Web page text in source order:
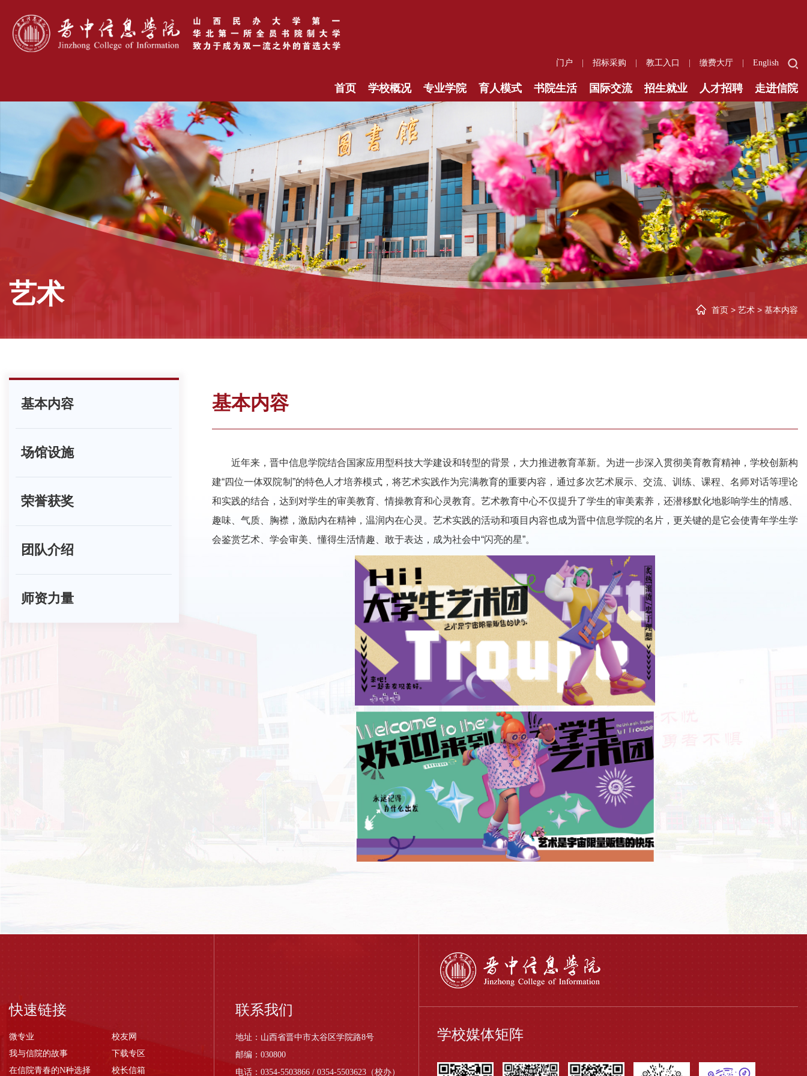
门户 | 招标采购 | 教工入口 | 缴费大厅 | English
首页 学校概况 专业学院 育人模式 书院生活 国际交流 招生就业 人才招聘 走进信院
艺术
首页 > 艺术 > 基本内容
基本内容
场馆设施
荣誉获奖
团队介绍
师资力量
基本内容
近年来，晋中信息学院结合国家应用型科技大学建设和转型的背景，大力推进教育革新。为进一步深入贯彻美育教育精神，学校创新构
建“四位一体双院制”的特色人才培养模式，将艺术实践作为完满教育的重要内容，通过多次艺术展示、交流、训练、课程、名师对话等理论
和实践的结合，达到对学生的审美教育、情操教育和心灵教育。艺术教育中心不仅提升了学生的审美素养，还潜移默化地影响学生的情感、
趣味、气质、胸襟，激励内在精神，温润内在心灵。艺术实践的活动和项目内容也成为晋中信息学院的名片，更关键的是它会使青年学生学
会鉴赏艺术、学会审美、懂得生活情趣、敢于表达，成为社会中“闪亮的星”。
快速链接
微专业
校友网
我与信院的故事
下载专区
在信院青春的N种选择
校长信箱
联系我们
地址：山西省晋中市太谷区学院路8号
邮编：030800
电话：0354-5503866 / 0354-5503623（校办）
学校媒体矩阵